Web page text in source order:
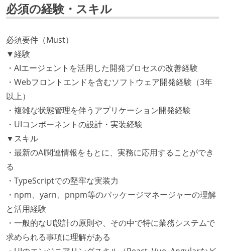
必須の経験・スキル
必須要件（Must）
▼経験
・AIエージェントを活用した開発プロセスの改善経験
・Webフロントエンドを含むソフトウェア開発経験（3年
以上）
・複雑な状態管理を伴うアプリケーション開発経験
・UIコンポーネントの設計・実装経験
▼スキル
・最新のAI関連情報をもとに、実務に応用することができ
る
・TypeScriptでの堅牢な実装力
・npm、yarn、pnpm等のパッケージマネージャーの理解
と活用経験
・一般的なUI設計の原則や、その中で特に業務システムで
求められる事項に理解がある